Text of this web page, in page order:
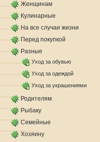
Женщинам
Кулинарные
На все случаи жизни
Перед покупкой
Разные
Уход за обувью
Уход за одеждой
Уход за украшениями
Родителям
Рыбаку
Семейные
Хозяину